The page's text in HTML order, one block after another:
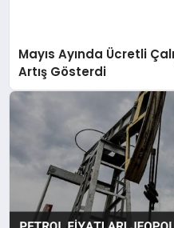
Mayıs Ayında Ücretli
Artış Gösterdi